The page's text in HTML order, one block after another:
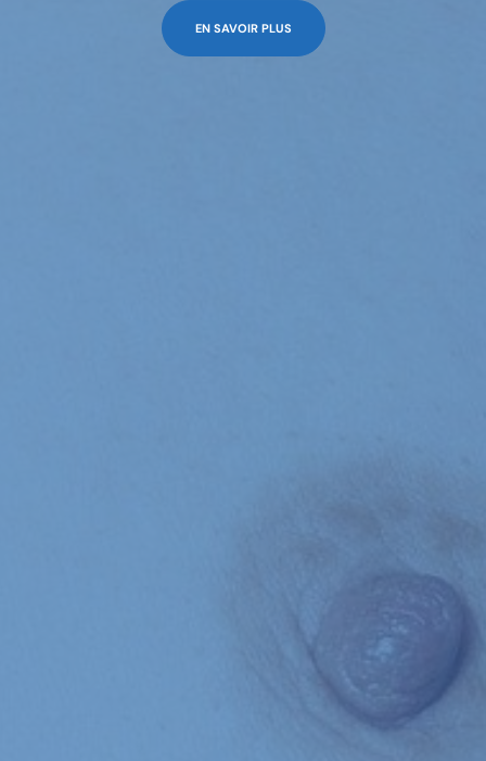
EN SAVOIR PLUS